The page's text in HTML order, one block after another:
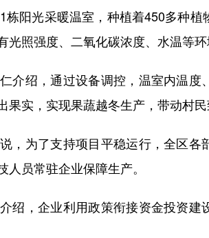
阳光采暖温室，种植着450多种植
照强度、二氧化碳浓度、水温等环
绍，通过设备调控，温室内温度
实，实现果蔬越冬生产，带动村民
为了支持项目平稳运行，全区各
员常驻企业保障生产。
，企业利用政策衔接资金投资建